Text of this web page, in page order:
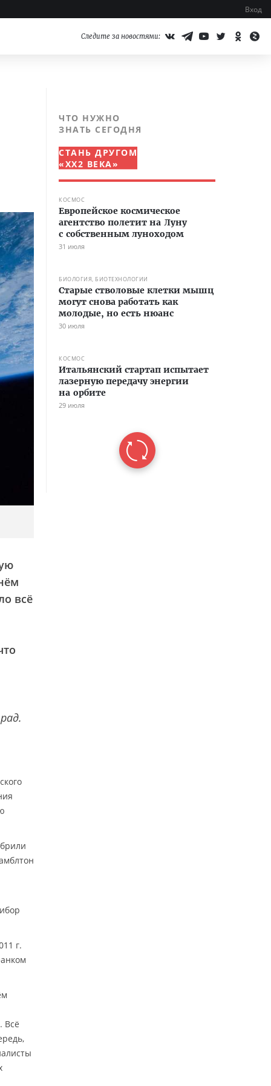
Вход
Следите за новостями:
всё
г.
Всё
ЧТО НУЖНО
ЗНАТЬ СЕГОДНЯ
СТАНЬ ДРУГОМ
«XX2 ВЕКА»
КОСМОС
Европейское космическое
агентство полетит на Луну
с собственным луноходом
31 июля
БИОЛОГИЯ, БИОТЕХНОЛОГИИ
Старые стволовые клетки мышц
могут снова работать как
молодые, но есть нюанс
30 июля
КОСМОС
Итальянский стартап испытает
лазерную передачу энергии
на орбите
29 июля